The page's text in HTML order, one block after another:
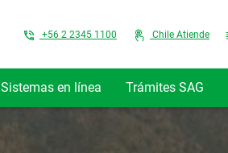
Top Menu
+56 2 2345 1100 Chile Atiende
Sistemas en línea Trámites SAG